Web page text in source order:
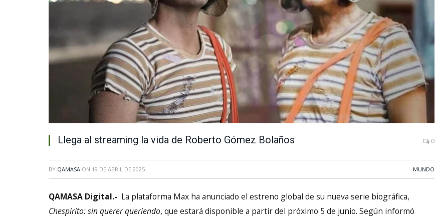
Llega al streaming la vida de Roberto Gómez Bolaños 0
BY QAMASA ON 19 DE ABRIL DE 2025 MUNDO
QAMASA Digital.- La plataforma Max ha anunciado el estreno global de su nueva serie biográfica,
Chespirito: sin querer queriendo, que estará disponible a partir del próximo 5 de junio. Según informó